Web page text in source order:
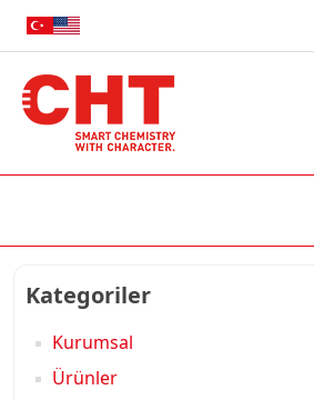
Kategoriler
Kurumsal
Ürünler